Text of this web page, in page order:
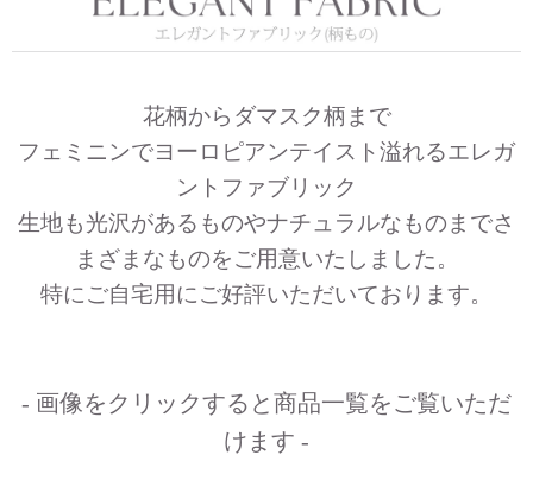
花柄からダマスク柄まで
フェミニンでヨーロピアンテイスト溢れるエレガ
ントファブリック
生地も光沢があるものやナチュラルなものまでさ
まざまなものをご用意いたしました。
特にご自宅用にご好評いただいております。
- 画像をクリックすると商品一覧をご覧いただ
けます -